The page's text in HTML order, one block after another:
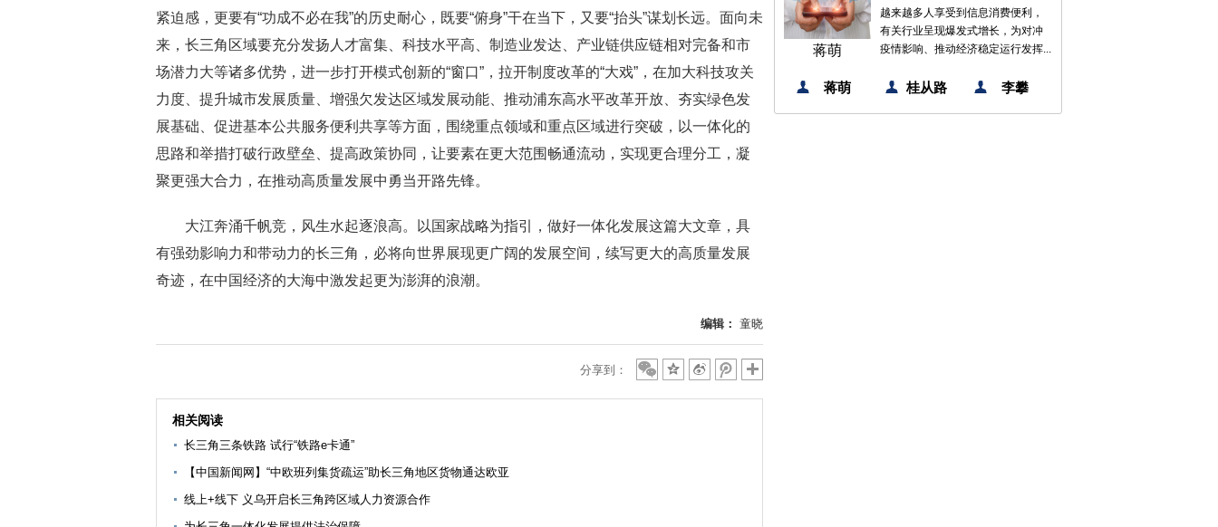
紧迫感，更要有“功成不必在我”的历史耐心，既要“俯身”干在当下，又要“抬头”谋划长远。面向未
来，长三角区域要充分发扬人才富集、科技水平高、制造业发达、产业链供应链相对完备和市
场潜力大等诸多优势，进一步打开模式创新的“窗口”，拉开制度改革的“大戏”，在加大科技攻关
力度、提升城市发展质量、增强欠发达区域发展动能、推动浦东高水平改革开放、夯实绿色发
展基础、促进基本公共服务便利共享等方面，围绕重点领域和重点区域进行突破，以一体化的
思路和举措打破行政壁垒、提高政策协同，让要素在更大范围畅通流动，实现更合理分工，凝
聚更强大合力，在推动高质量发展中勇当开路先锋。
大江奔涌千帆竞，风生水起逐浪高。以国家战略为指引，做好一体化发展这篇大文章，具
有强劲影响力和带动力的长三角，必将向世界展现更广阔的发展空间，续写更大的高质量发展
奇迹，在中国经济的大海中激发起更为澎湃的浪潮。
编辑： 童晓
分享到：
相关阅读
长三角三条铁路 试行“铁路e卡通”
【中国新闻网】“中欧班列集货疏运”助长三角地区货物通达欧亚
线上+线下 义乌开启长三角跨区域人力资源合作
蒋萌
越来越多人享受到信息消费便利，
有关行业呈现爆发式增长，为对冲
疫情影响、推动经济稳定运行发挥...
蒋萌 桂从路 李攀